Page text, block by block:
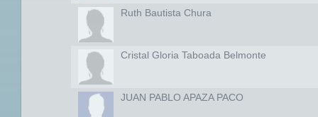
Ruth Bautista Chura
Cristal Gloria Taboada Belmonte
JUAN PABLO APAZA PACO